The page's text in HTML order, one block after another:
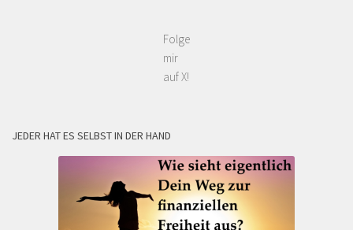
Folge
mir
auf X!
JEDER HAT ES SELBST IN DER HAND